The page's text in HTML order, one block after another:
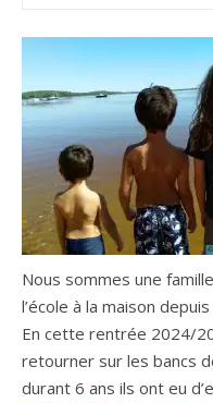
Nous sommes une
l’école à la maison
En cette rentrée 2024/
retourner sur les bancs
durant 6 ans ils ont eu